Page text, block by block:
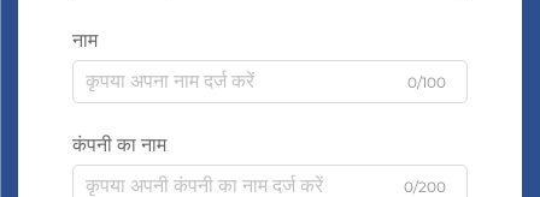
नाम
0/100
कंपनी का नाम
0/200